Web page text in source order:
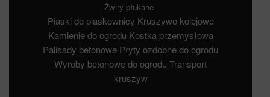
Żwiry płukane
Piaski do piaskownicy Kruszywo kolejowe
Kamienie do ogrodu Kostka przemysłowa
Palisady betonowe Płyty ozdobne do ogrodu
Wyroby betonowe do ogrodu Transport
kruszyw